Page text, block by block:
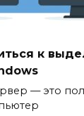
к
— это